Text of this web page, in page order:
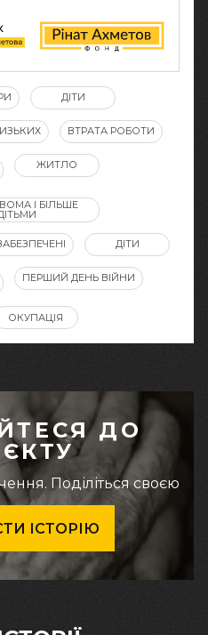
ДІТИ
ВТРАТА РОБОТИ
ЖИТЛО
І БІЛЬШЕ
ДІТИ
ПЕРШИЙ ДЕНЬ ВІЙНИ
ОКУПАЦІЯ
ДО
Поділіться своєю
ІСТОРІЮ